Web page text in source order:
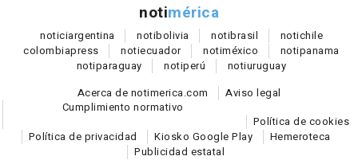
notimérica
noticiargentina notibolivia notibrasil notichile
colombiapress notiecuador notiméxico notipanama
notiparaguay notiperú notiuruguay
Acerca de notimerica.com
Aviso legal
Cumplimiento normativo
Política de cookies
Política de privacidad
Kiosko Google Play
Hemeroteca
Publicidad estatal